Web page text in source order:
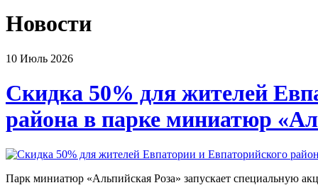
Новости
10 Июль 2026
Скидка 50% для жителей
района в парке миниатюр
Парк миниатюр «Альпийская Роза» запускает специальную